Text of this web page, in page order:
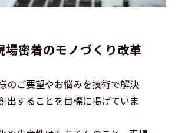
場密着のモノづくり改革
のご要望やお悩みを技術で解決
出することを目標に掲げていま